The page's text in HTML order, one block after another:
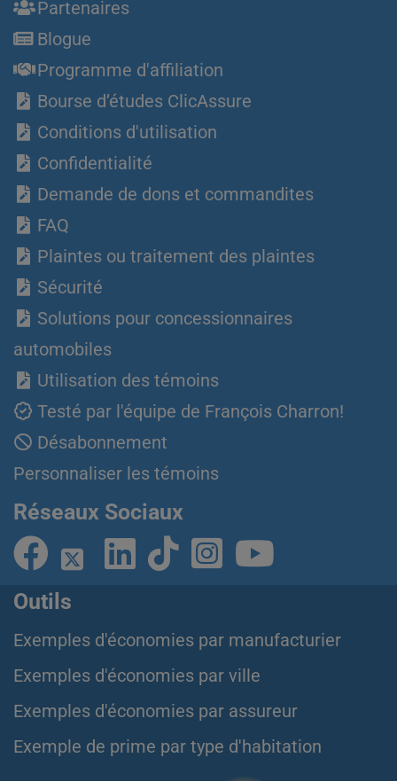
Partenaires
Blogue
Programme d'affiliation
Bourse d’études ClicAssure
Conditions d'utilisation
Confidentialité
Demande de dons et commandites
FAQ
Plaintes ou traitement des plaintes
Sécurité
Solutions pour concessionnaires
automobiles
Utilisation des témoins
Testé par l'équipe de François Charron!
Désabonnement
Personnaliser les témoins
Réseaux Sociaux
Outils
Exemples d'économies par manufacturier
Exemples d'économies par ville
Exemples d'économies par assureur
Exemple de prime par type d'habitation